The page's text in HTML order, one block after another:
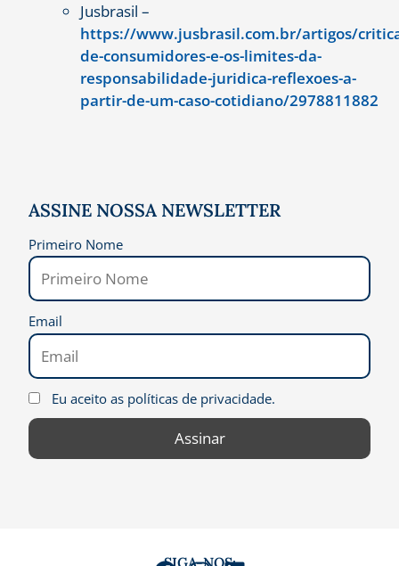
Jusbrasil –
https://www.jusbrasil.com.br/artigos/
de-consumidores-e-os-limites-da-
responsabilidade-juridica-reflexoes-a-
partir-de-um-caso-cotidiano/2978811882
ASSINE NOSSA NEWSLETTER
Primeiro Nome
Email
Eu aceito as políticas de privacidade.